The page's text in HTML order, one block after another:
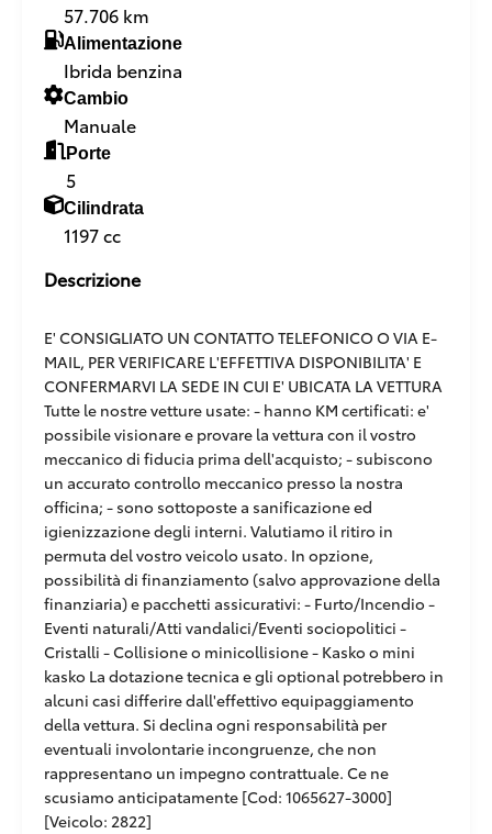
57.706 km
Alimentazione
Ibrida benzina
Cambio
Manuale
Porte
5
Cilindrata
1197 cc
Descrizione
E' CONSIGLIATO UN CONTATTO TELEFONICO O VIA E-
MAIL, PER VERIFICARE L'EFFETTIVA DISPONIBILITA' E
CONFERMARVI LA SEDE IN CUI E' UBICATA LA VETTURA
Tutte le nostre vetture usate: - hanno KM certificati: e'
possibile visionare e provare la vettura con il vostro
meccanico di fiducia prima dell'acquisto; - subiscono
un accurato controllo meccanico presso la nostra
officina; - sono sottoposte a sanificazione ed
igienizzazione degli interni. Valutiamo il ritiro in
permuta del vostro veicolo usato. In opzione,
possibilità di finanziamento (salvo approvazione della
finanziaria) e pacchetti assicurativi: - Furto/Incendio -
Eventi naturali/Atti vandalici/Eventi sociopolitici -
Cristalli - Collisione o minicollisione - Kasko o mini
kasko La dotazione tecnica e gli optional potrebbero in
alcuni casi differire dall'effettivo equipaggiamento
della vettura. Si declina ogni responsabilità per
eventuali involontarie incongruenze, che non
rappresentano un impegno contrattuale. Ce ne
scusiamo anticipatamente [Cod: 1065627-3000]
[Veicolo: 2822]